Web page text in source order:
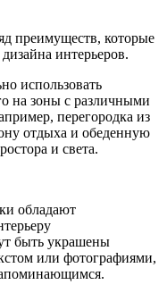
преимуществ, которые
интерьеров.
использовать
на зоны с различными
перегородка из
отдыха и обеденную
и света.
обладают
быть украшены
или фотографиями,